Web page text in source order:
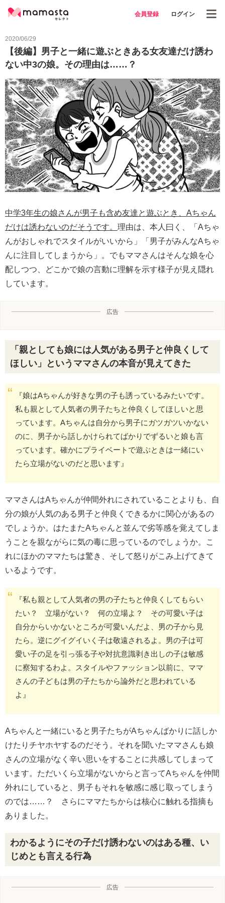
会員登録 ログイン
2020/06/29
【後編】男子と一緒に遊ぶときある女友達だけ誘わ
ない中3の娘。その理由は……？
中学3年生の娘さんが男子も含め友達と遊ぶとき、Aちゃん
だけは誘わないのだそうです。 理由は、本人曰く、「Aちゃ
んがおしゃれでスタイルがいいから」「男子がみんなAちゃ
んに注目してしまうから」。でもママさんはそんな娘を心
配しつつ、どこかで娘の言動に理解を示す様子が見え隠れ
しています。
広告
「親としても娘には人気がある男子と仲良くして
ほしい」というママさんの本音が見えてきた
『娘はAちゃんが好きな男の子も誘っているみたいです。
私も親として人気者の男子たちと仲良くしてほしいと思
っています。Aちゃんは自分から男子にガツガツいかない
のに、男子から話しかけられてばかりでずるいと娘も言
っています。確かにプライベートで遊ぶときは一緒にい
たら立場がないのだと思います』
ママさんはAちゃんが仲間外れにされていることよりも、自
分の娘が人気のある男子と仲良くできるかに関心があるの
でしょうか。はたまたAちゃんと並んで劣等感を覚えてしま
うことを親ながらに気の毒に思っているのでしょうか。こ
れにほかのママたちは驚き、そして怒りがこみ上げてきて
いるようです。
『私も親として人気者の男の子たちと仲良くしてもらい
たい？ 立場がない？ 何の立場よ？ その可愛い子は
自分からいかないところが可愛いんだよ、男の子から見
たら。逆にグイグイいく子は敬遠されるよ。男の子は可
愛い子の足を引っ張る子や対抗意識剥き出しの子は敏感
に察知するわよ。スタイルやファッション以前に、ママ
さんの子どもは男の子たちから論外だと思われている
よ』
Aちゃんと一緒にいると男子たちがAちゃんばかりに話しか
けたりチヤホヤするのだそう。それを聞いたママさんも娘
さんの立場がなく辛い思いをすることに共感してしまって
います。ただいくら立場がないからと言ってAちゃんを仲間
外れにしていると、男子もそれを敏感に感じ取ってしまう
のでは……？ さらにママたちからは核心に触れる指摘も
ありました。
わかるようにその子だけ誘わないのはある種、い
じめとも言える行為
広告